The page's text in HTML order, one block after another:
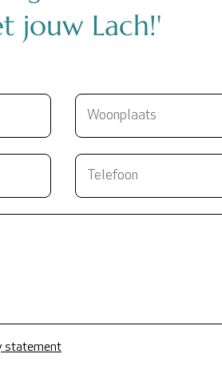
jouw Lach!'
statement